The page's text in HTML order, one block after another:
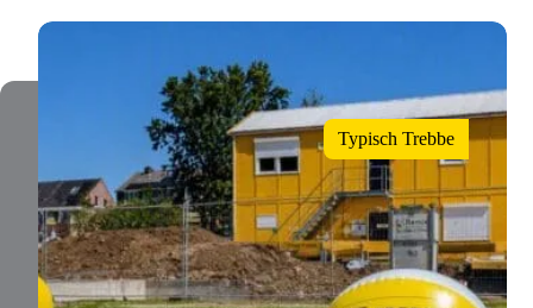
Typisch Trebbe